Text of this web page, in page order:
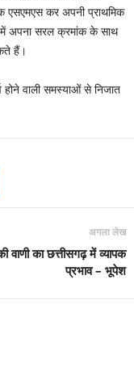
एसएमएस कर अपनी प्राथमिक
में अपना सरल क्रमांक के साथ
हैं।
होने वाली समस्याओं से निजात
अगला लेख
वाणी का छत्तीसगढ़ में व्यापक
प्रभाव – भूपेश